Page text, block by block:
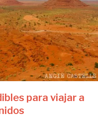
para viajar a